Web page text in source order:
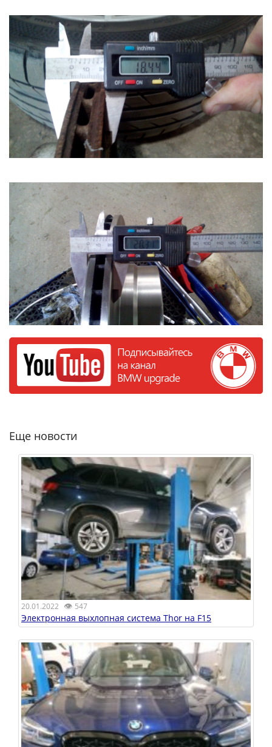
Еще новости
20.01.2022 👁 547
Электронная выхлопная система Thor на F15